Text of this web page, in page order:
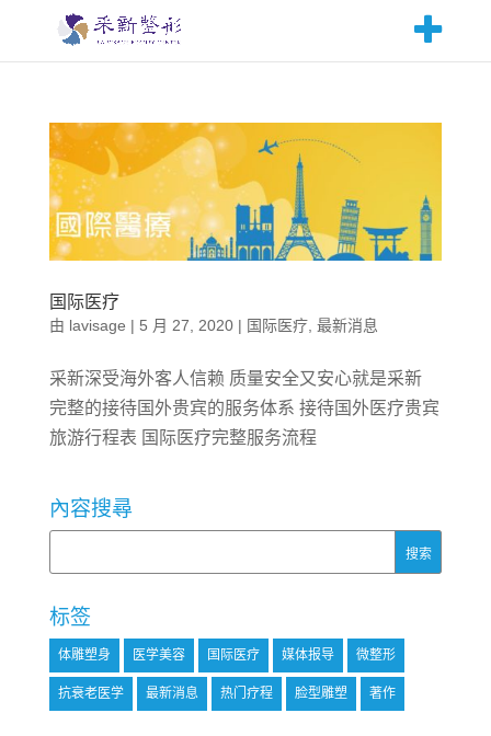
国际医疗
由 lavisage | 5 月 27, 2020| 国际医疗, 最新消息
采新深受海外客人信赖 质量安全又安心就是采新
完整的接待国外贵宾的服务体系 接待国外医疗贵宾
旅游行程表 国际医疗完整服务流程
內容搜尋
标签
体雕塑身 医学美容 国际医疗 媒体报导 微整形
抗衰老医学 最新消息 热门疗程 脸型雕塑 著作